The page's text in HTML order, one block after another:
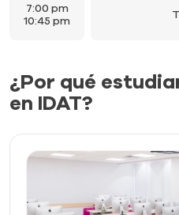
7:00 pm
10:45 pm
¿Por qué
en IDAT?